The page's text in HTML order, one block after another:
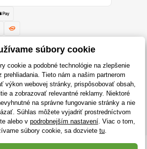
Všetky práva vyhradené
pomocou reCAPTCHA a uplatňujú sa
údajovspoločnosti Google a ich
obchodov odRIESENIA